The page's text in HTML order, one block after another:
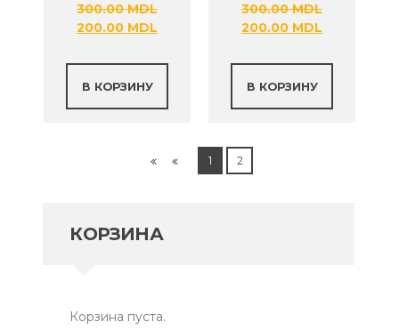
300.00MDL
Первоначальная
составляла
300.00 MDL.
200.00 MDL
200.00 MDL.
В КОРЗИНУ
300.00MDL
Первоначальная
составляла
300.00 MDL.
200.00 MDL
200.00
В КОРЗИНУ
1 2
КОРЗИНА
Корзина пуста.